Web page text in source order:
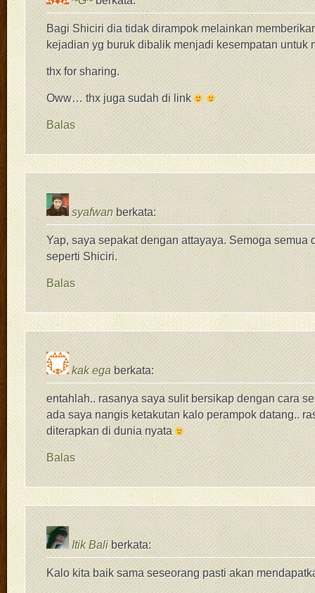
Bagi Shiciri dia tidak dirampok melainkan
kejadian yg buruk dibalik menjadi kesempatan untuk
thx for sharing.
Oww… thx juga sudah di link
Balas
syafwan berkata:
Yap, saya sepakat dengan attayaya. Semoga semua
seperti Shiciri.
Balas
kak ega berkata:
entahlah.. rasanya saya sulit bersikap dengan cara
ada saya nangis ketakutan kalo perampok datang..
diterapkan di dunia nyata
Balas
Itik Bali berkata:
Kalo kita baik sama seseorang pasti akan